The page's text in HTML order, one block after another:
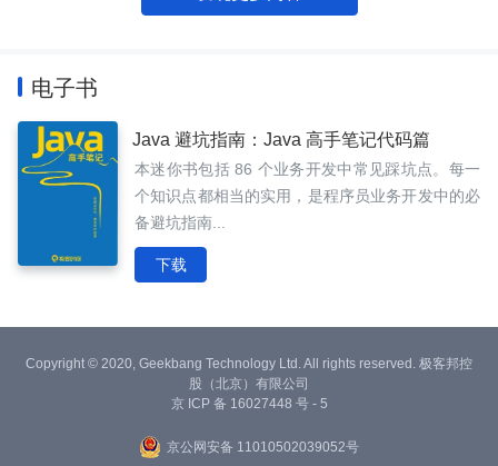
电子书
Java 避坑指南：Java 高手笔记代码篇
本迷你书包括 86 个业务开发中常见踩坑点。每一
个知识点都相当的实用，是程序员业务开发中的必
备避坑指南...
下载
Copyright © 2020, Geekbang Technology Ltd. All rights reserved. 极客邦控
股（北京）有限公司
京 ICP 备 16027448 号 - 5
京公网安备 11010502039052号